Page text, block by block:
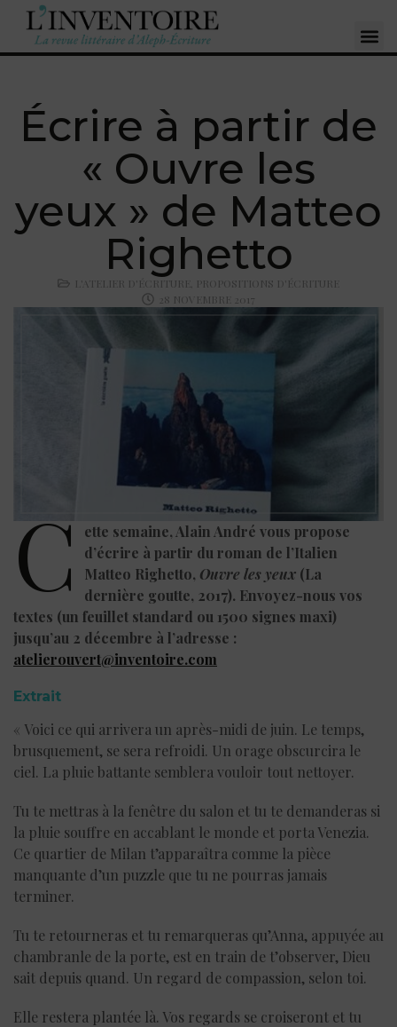
Écrire à partir de
« Ouvre les
yeux » de Matteo
Righetto
L'ATELIER D'ÉCRITURE
PROPOSITIONS D'ÉCRITURE
28 NOVEMBRE 2017
C
ette semaine, Alain André vous propose
d’écrire à partir du roman de l’Italien
Matteo Righetto, Ouvre les yeux (La
dernière goutte, 2017). Envoyez-nous vos
textes (un feuillet standard ou 1500 signes maxi)
jusqu’au 2 décembre à l’adresse :
atelierouvert@inventoire.com
Extrait
« Voici ce qui arrivera un après-midi de juin. Le temps,
brusquement, se sera refroidi. Un orage obscurcira le
ciel. La pluie battante semblera vouloir tout nettoyer.
Tu te mettras à la fenêtre du salon et tu te demanderas si
la pluie souffre en accablant le monde et porta Venezia.
Ce quartier de Milan t’apparaîtra comme la pièce
manquante d’un puzzle que tu ne pourras jamais
terminer.
Tu te retourneras et tu remarqueras qu’Anna, appuyée au
chambranle de la porte, est en train de t’observer, Dieu
sait depuis quand. Un regard de compassion, selon toi.
Elle restera plantée là. Vos regards se croiseront et tu